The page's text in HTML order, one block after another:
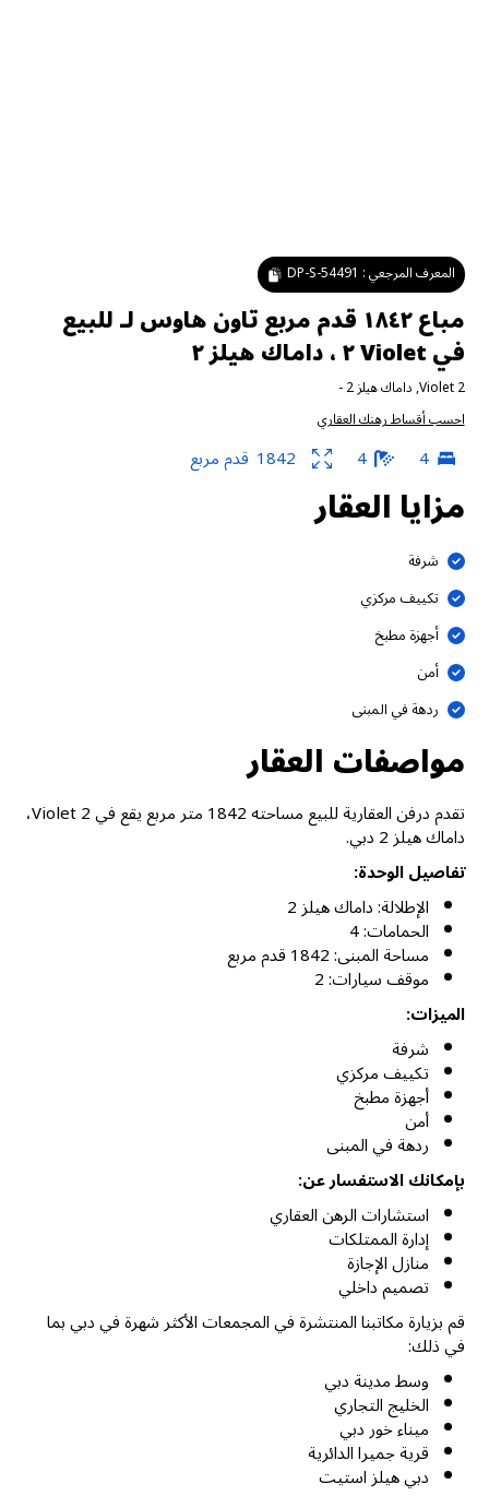
المعرف المرجعي : DP-S-54491
مباع ١٨٤٢ قدم مربع تاون هاوس لـ للبيع
في Violet ٢ ، داماك هيلز ٢
Violet 2
,داماك هيلز 2 -
احسب أقساط رهنك العقاري
4
4
1842 قدم مربع
مزايا العقار
شرفة
تكييف مركزي
أجهزة مطبخ
أمن
ردهة في المبنى
مواصفات العقار
تقدم درفن العقارية للبيع مساحته 1842 متر مربع يقع في Violet 2،
داماك هيلز 2 دبي.
تفاصيل الوحدة:
الإطلالة: داماك هيلز 2
الحمامات: 4
مساحة المبنى: 1842 قدم مربع
موقف سيارات: 2
الميزات:
شرفة
تكييف مركزي
أجهزة مطبخ
أمن
ردهة في المبنى
بإمكانك الاستفسار عن:
استشارات الرهن العقاري
إدارة الممتلكات
منازل الإجازة
تصميم داخلي
قم بزيارة مكاتبنا المنتشرة في المجمعات الأكثر شهرة في دبي بما
في ذلك:
وسط مدينة دبي
الخليج التجاري
ميناء خور دبي
قرية جميرا الدائرية
دبي هيلز استيت